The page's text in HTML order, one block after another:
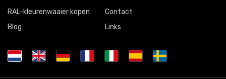
RAL-kleurenwaaier kopen
Blog
Contact
Links